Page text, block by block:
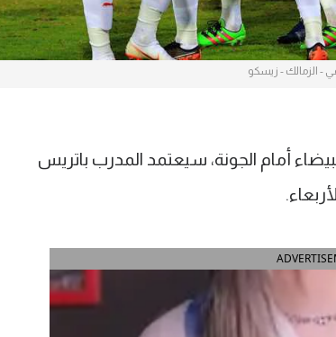
- الزمالك - زيسكو
أمام الجونة، سيعتمد المدرب باتريس